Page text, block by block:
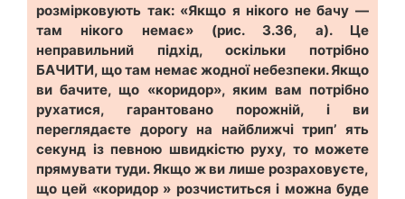
розмірковують так: «Якщо я нікого не бачу —
там нікого немає» (рис. 3.36, а). Це
неправильний підхід, оскільки потрібно
БАЧИТИ, що там немає жодної небезпеки. Якщо
ви бачите, що «коридор», яким вам потрібно
рухатися, гарантовано порожній, і ви
переглядаєте дорогу на найближчі трип’ ять
секунд із певною швидкістю руху, то можете
прямувати туди. Якщо ж ви лише розраховуєте,
що цей «коридор » розчиститься і можна буде